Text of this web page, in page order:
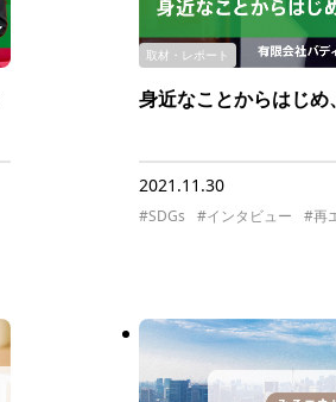
取材・レポート
身近なことからはじ
2021.11.30
#SDGs #インタビュー #再